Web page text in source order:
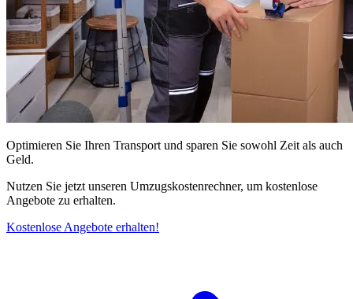
Optimieren Sie Ihren Transport und sparen Sie sowohl Zeit als auch
Geld.
Nutzen Sie jetzt unseren Umzugskostenrechner, um kostenlose
Angebote zu erhalten.
Kostenlose Angebote erhalten!